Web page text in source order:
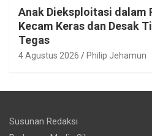
Anak Dieksploitasi dalam
Kecam Keras dan Desak
Tegas
4 Agustus 2026 Philip Jehamun
Susunan Redaksi